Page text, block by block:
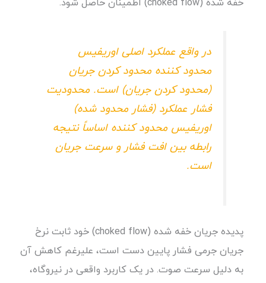
خفه شده (choked flow) اطمینان حاصل شود.
در واقع عملکرد اصلی اوریفیس
محدود کننده محدود کردن جریان
(محدود کردن جریان) است. محدودیت
فشار عملکرد (فشار محدود شده)
اوریفیس محدود کننده اساساً نتیجه
رابطه بین افت فشار و سرعت جریان
است.
پدیده جریان خفه شده (choked flow) خود ثابت نرخ
جریان جرمی فشار پایین دست است، علیرغم کاهش آن
به دلیل سرعت صوت. در یک کاربرد واقعی در نیروگاه،